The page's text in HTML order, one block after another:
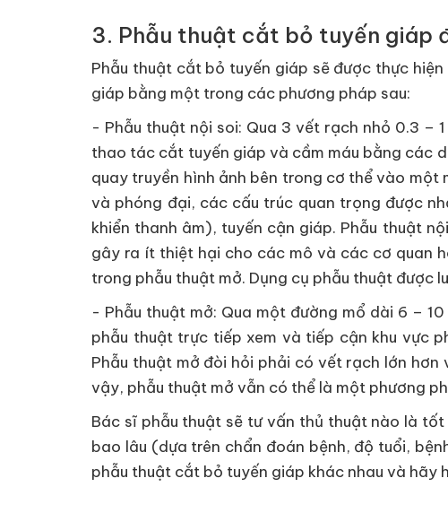
3. Phẫu thuật cắt bỏ tuyến giáp
Phẫu thuật cắt bỏ tuyến giáp sẽ được thực
giáp bằng một trong các phương pháp sau:
- Phẫu thuật nội soi: Qua 3 vết rạch nhỏ 0.3 –
thao tác cắt tuyến giáp và cầm máu bằng các
quay truyền hình ảnh bên trong cơ thể vào một
và phóng đại, các cấu trúc quan trọng được
khiển thanh âm), tuyến cận giáp. Phẫu thuật
gây ra ít thiệt hại cho các mô và các cơ quan
trong phẫu thuật mở. Dụng cụ phẫu thuật được
- Phẫu thuật mở: Qua một đường mổ dài 6 –
phẫu thuật trực tiếp xem và tiếp cận khu vực
Phẫu thuật mở đòi hỏi phải có vết rạch lớn
vậy, phẫu thuật mở vẫn có thể là một phương
Bác sĩ phẫu thuật sẽ tư vấn thủ thuật nào là
bao lâu (dựa trên chẩn đoán bệnh, độ tuổi,
phẫu thuật cắt bỏ tuyến giáp khác nhau và hãy